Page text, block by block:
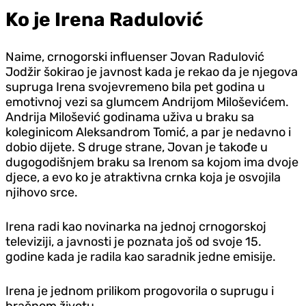
Ko je Irena Radulović
Naime, crnogorski influenser Jovan Radulović
Jodžir šokirao je javnost kada je rekao da je njegova
supruga Irena svojevremeno bila pet godina u
emotivnoj vezi sa glumcem Andrijom Miloševićem.
Andrija Milošević godinama uživa u braku sa
koleginicom Aleksandrom Tomić, a par je nedavno i
dobio dijete. S druge strane, Jovan je takođe u
dugogodišnjem braku sa Irenom sa kojom ima dvoje
djece, a evo ko je atraktivna crnka koja je osvojila
njihovo srce.
Irena radi kao novinarka na jednoj crnogorskoj
televiziji, a javnosti je poznata još od svoje 15.
godine kada je radila kao saradnik jedne emisije.
Irena je jednom prilikom progovorila o suprugu i